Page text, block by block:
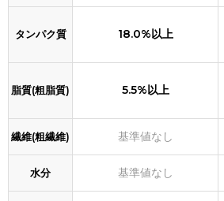
タンパク質 18.0%以上
脂質(粗脂質) 5.5%以上
繊維(粗繊維) 基準値なし
水分 基準値なし